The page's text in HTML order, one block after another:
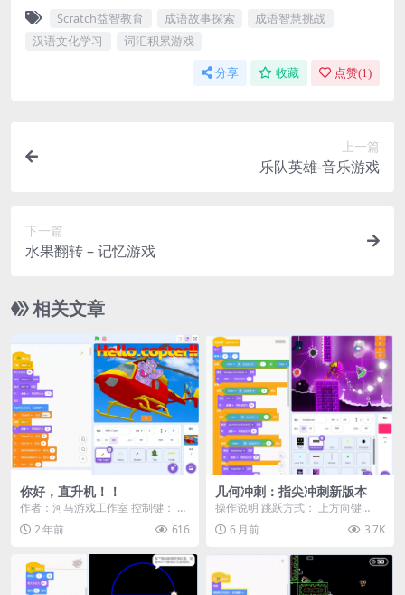
Scratch益智教育 成语故事探索
成语智慧挑战
汉语文化学习
词汇积累游戏
分享 收藏 点赞(1 )
上一篇
乐队英雄-音乐游戏
下一篇
水果翻转 – 记忆游戏
相关文章
你好，直升机！！
作者：河马游戏工作室 控制键： W
ASD [以及 Q & E] 这是我多...
2 年前 616
几何冲刺：指尖冲刺新版本
操作说明 跳跃方式： 上方向键
（↑）、W键、空格键 或 鼠标点击
空中跳跃： 触...
6 月前 3.7K